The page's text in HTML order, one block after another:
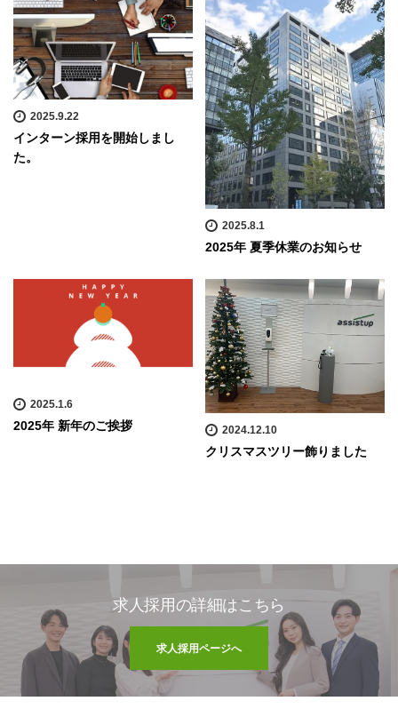
2025.9.22
インターン採用を開始しまし
た。
2025.8.1
2025年 夏季休業のお知らせ
2025.1.6
2025年 新年のご挨拶 2024.12.10
クリスマスツリー飾りました
求人採用の詳細はこちら
求人採用ページへ